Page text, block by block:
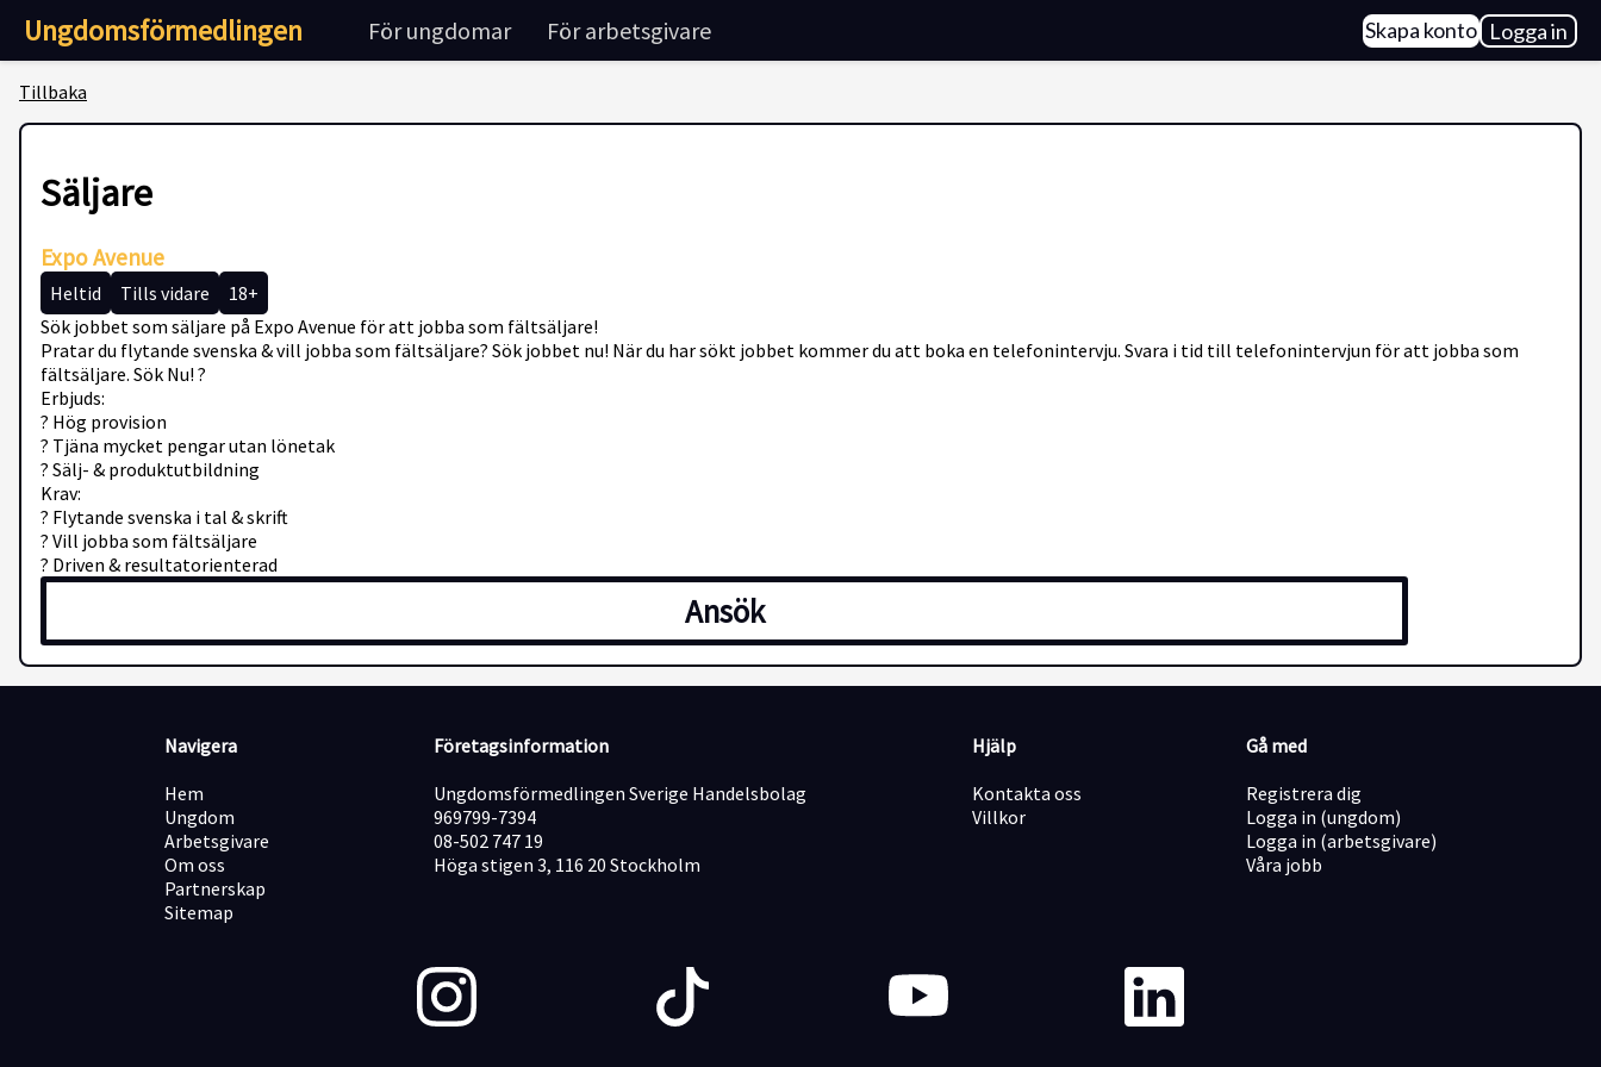
Ungdomsförmedlingen För ungdomar För arbetsgivare Skapa konto Logga in
Tillbaka
Säljare
Expo Avenue
Heltid Tills vidare
18+
Sök jobbet som säljare på Expo Avenue för att jobba som fältsäljare!
Pratar du flytande svenska & vill jobba som fältsäljare? Sök jobbet nu! När du har sökt jobbet kommer du att boka en telefonintervju. Svara i tid till telefonintervjun för att jobba som
fältsäljare. Sök Nu! ?
Erbjuds:
? Hög provision
? Tjäna mycket pengar utan lönetak
? Sälj- & produktutbildning
Krav:
? Flytande svenska i tal & skrift
? Vill jobba som fältsäljare
? Driven & resultatorienterad
Ansök
Navigera
Hem
Ungdom
Arbetsgivare
Om oss
Partnerskap
Sitemap
Företagsinformation
Ungdomsförmedlingen Sverige Handelsbolag
969799-7394
08-502 747 19
Höga stigen 3, 116 20 Stockholm
Hjälp
Kontakta oss
Villkor
Gå med
Registrera dig
Logga in (ungdom)
Logga in (arbetsgivare)
Våra jobb